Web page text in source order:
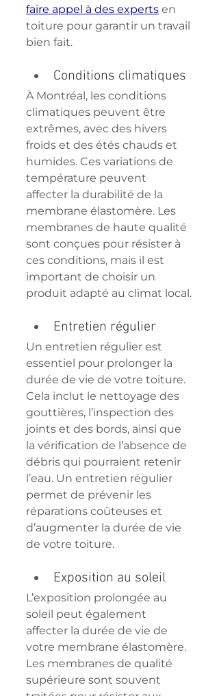
faire appel à des experts en
toiture pour garantir un travail
bien fait.
Conditions climatiques
À Montréal, les conditions
climatiques peuvent être
extrêmes, avec des hivers
froids et des étés chauds et
humides. Ces variations de
température peuvent
affecter la durabilité de la
membrane élastomère. Les
membranes de haute qualité
sont conçues pour résister à
ces conditions, mais il est
important de choisir un
produit adapté au climat local.
Entretien régulier
Un entretien régulier est
essentiel pour prolonger la
durée de vie de votre toiture.
Cela inclut le nettoyage des
gouttières, l’inspection des
joints et des bords, ainsi que
la vérification de l’absence de
débris qui pourraient retenir
l’eau. Un entretien régulier
permet de prévenir les
réparations coûteuses et
d’augmenter la durée de vie
de votre toiture.
Exposition au soleil
L’exposition prolongée au
soleil peut également
affecter la durée de vie de
votre membrane élastomère.
Les membranes de qualité
supérieure sont souvent